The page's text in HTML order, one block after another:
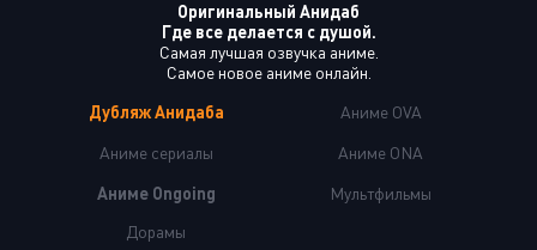
Оригинальный Анидаб
Где все делается с душой.
Самая лучшая озвучка аниме.
Самое новое аниме онлайн.
Дубляж Анидаба
Аниме сериалы
Аниме Ongoing
Аниме OVA
Аниме ONA
Мультфильмы
Дорамы